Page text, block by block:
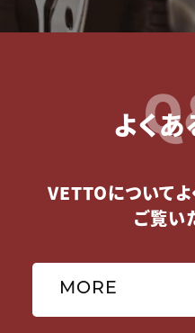
よく
VETTOについてよ
ご覧い
MORE